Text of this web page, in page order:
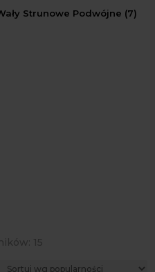
Strunowe Podwójne (7)
15